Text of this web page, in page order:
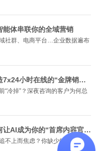
能体串联你的全域营销
社群、电商平台…企业数据遍布
销售智能体上线：打造7x24小时在线的“金牌销售团队”
“冷掉”？深夜咨询的客户为何总
内容智能体实战：如何让AI成为你的“首席内容官”？
不上而焦虑？你缺少的不是AI生